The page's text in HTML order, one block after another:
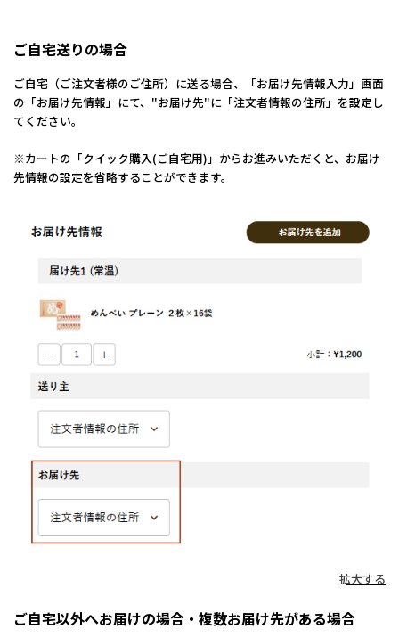
ご自宅送りの場合
ご自宅（ご注文者様のご住所）に送る場合、「お届け先情報入力」画面
の「お届け先情報」にて、"お届け先"に「注文者情報の住所」を設定し
てください。
※カートの「クイック購入(ご自宅用)」からお進みいただくと、お届け
先情報の設定を省略することができます。
拡大する
ご自宅以外へお届けの場合・複数お届け先がある場合